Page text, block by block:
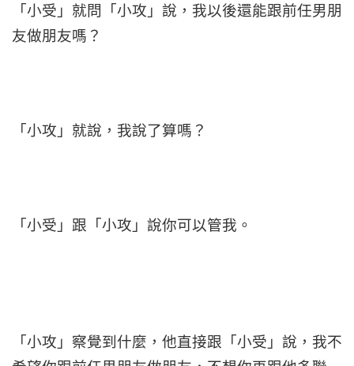
「小受」就問「小攻」說，我以後還能跟前任男朋
友做朋友嗎？
「小攻」就說，我說了算嗎？
「小受」跟「小攻」說你可以管我。
「小攻」察覺到什麼，他直接跟「小受」說，我不